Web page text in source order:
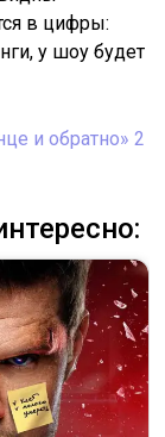
в цифры:
у шоу будет
и обратно» 2